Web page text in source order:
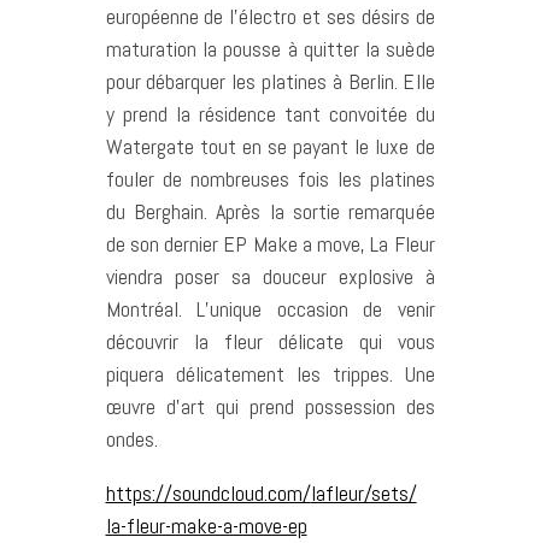
européenne de l’électro et ses désirs de
maturation la pousse à quitter la suède
pour débarquer les platines à Berlin. Elle
y prend la résidence tant convoitée du
Watergate tout en se payant le luxe de
fouler de nombreuses fois les platines
du Berghain. Après la sortie remarquée
de son dernier EP Make a move, La Fleur
viendra poser sa douceur explosive à
Montréal. L’unique occasion de venir
découvrir la fleur délicate qui vous
piquera délicatement les trippes. Une
œuvre d’art qui prend possession des
ondes.
https://soundcloud.com/lafleur/sets/
la-fleur-make-a-move-ep